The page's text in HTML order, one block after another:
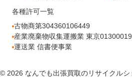
各種許可一覧
古物商第304360106449
産業廃棄物収集運搬業 東京
運送業 信書便事業
© 2026 なんでも出張買取のリサイクル